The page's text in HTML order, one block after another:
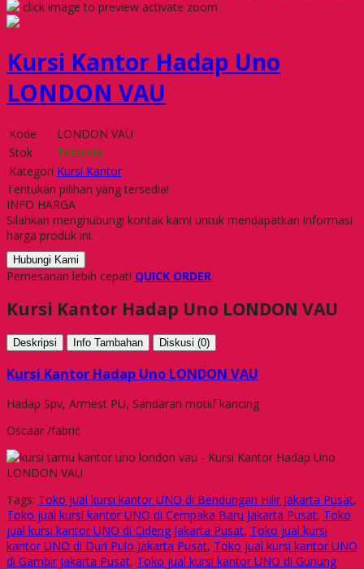
click image to preview activate zoom
Kursi Kantor Hadap Uno
LONDON VAU
Kode
LONDON VAU
Stok
Tersedia
Kategori Kursi Kantor
Tentukan pilihan yang tersedia!
INFO HARGA
Silahkan menghubungi kontak kami untuk mendapatkan informasi
harga produk ini.
Hubungi Kami
Pemesanan lebih cepat! QUICK ORDER
Kursi Kantor Hadap Uno LONDON VAU
Deskripsi Info Tambahan Diskusi (0)
Kursi Kantor Hadap Uno LONDON VAU
Hadap Spv, Armest PU, Sandaran motiif kancing
Oscaar /fabric
Tags: Toko jual kursi kantor UNO di Bendungan Hilir Jakarta Pusat,
Toko jual kursi kantor UNO di Cempaka Baru Jakarta Pusat, Toko
jual kursi kantor UNO di Cideng Jakarta Pusat, Toko jual kursi
kantor UNO di Duri Pulo Jakarta Pusat, Toko jual kursi kantor UNO
di Gambir Jakarta Pusat, Toko jual kursi kantor UNO di Gunung